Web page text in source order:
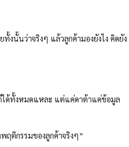
งนั้นว่าจริงๆ แล้วลูกค้ามองยังไง คิดยัง
ได้ทั้งหมดแหละ แต่แค่ดาต้าแค่ข้อมูล
ฤติกรรมของลูกค้าจริงๆ”